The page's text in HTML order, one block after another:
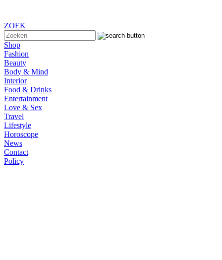
ZOEK
Shop
Fashion
Beauty
Body & Mind
Interior
Food & Drinks
Entertainment
Love & Sex
Travel
Lifestyle
Horoscope
News
Contact
Policy